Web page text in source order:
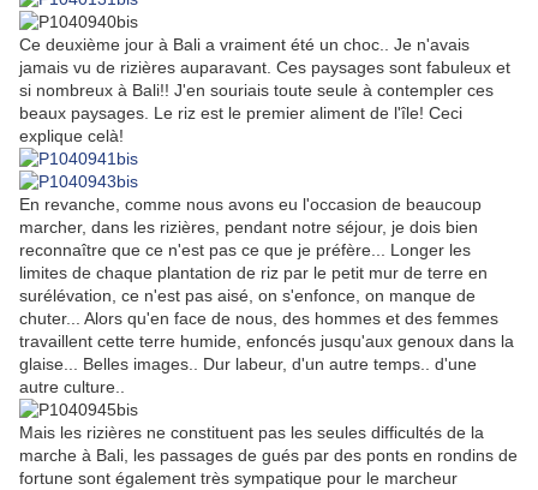
Ce deuxième jour à Bali a vraiment été un choc.. Je n'avais
jamais vu de rizières auparavant. Ces paysages sont fabuleux et
si nombreux à Bali!! J'en souriais toute seule à contempler ces
beaux paysages. Le riz est le premier aliment de l'île! Ceci
explique celà!
En revanche, comme nous avons eu l'occasion de beaucoup
marcher, dans les rizières, pendant notre séjour, je dois bien
reconnaître que ce n'est pas ce que je préfère... Longer les
limites de chaque plantation de riz par le petit mur de terre en
surélévation, ce n'est pas aisé, on s'enfonce, on manque de
chuter... Alors qu'en face de nous, des hommes et des femmes
travaillent cette terre humide, enfoncés jusqu'aux genoux dans la
glaise... Belles images.. Dur labeur, d'un autre temps.. d'une
autre culture..
Mais les rizières ne constituent pas les seules difficultés de la
marche à Bali, les passages de gués par des ponts en rondins de
fortune sont également très sympatique pour le marcheur